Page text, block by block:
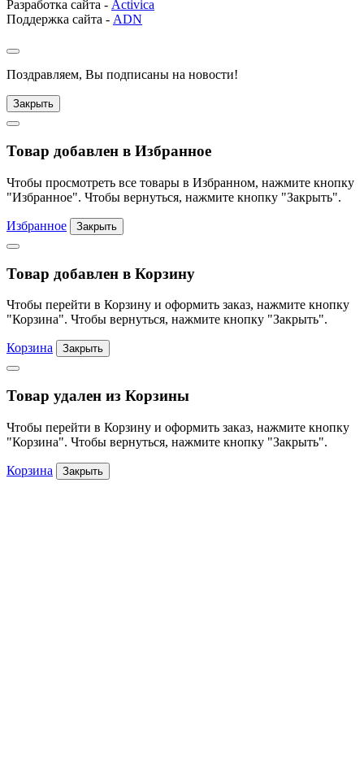
Разработка сайта - Activica
Поддержка сайта - ADN
Поздравляем, Вы подписаны на новости!
Закрыть
Товар добавлен в Избранное
Чтобы просмотреть все товары в Избранном, нажмите кнопку
"Избранное". Чтобы вернуться, нажмите кнопку "Закрыть".
Избранное Закрыть
Товар добавлен в Корзину
Чтобы перейти в Корзину и оформить заказ, нажмите кнопку
"Корзина". Чтобы вернуться, нажмите кнопку "Закрыть".
Корзина Закрыть
Товар удален из Корзины
Чтобы перейти в Корзину и оформить заказ, нажмите кнопку
"Корзина". Чтобы вернуться, нажмите кнопку "Закрыть".
Корзина Закрыть